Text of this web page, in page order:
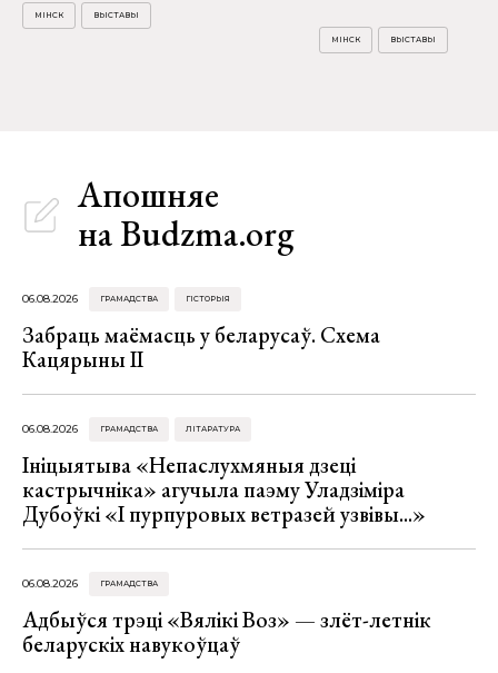
МІНСК ВЫСТАВЫ
МІНСК ВЫСТАВЫ
Апошняе
на Budzma.org
06.08.2026 ГРАМАДСТВА ГІСТОРЫЯ
Забраць маёмасць у беларусаў. Схема
Кацярыны ІІ
06.08.2026 ГРАМАДСТВА ЛІТАРАТУРА
Ініцыятыва «Непаслухмяныя дзеці
кастрычніка» агучыла паэму Уладзіміра
Дубоўкі «І пурпуровых ветразей узвівы...»
06.08.2026 ГРАМАДСТВА
Адбыўся трэці «Вялікі Воз» — злёт-летнік
беларускіх навукоўцаў